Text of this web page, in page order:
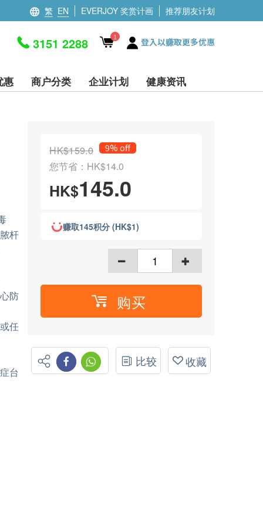
繁 EN EVERJOY 奖赏计画 推荐朋友计划
3151 2288 1 登入以赚取更多优惠
惠 商户分类 企业计划 健康资讯
杆
防
任
台
HK$159.0 9% off
您节省：HK$14.0
HK$145.0
赚取145积分 (HK$1)
购买
比较 收藏